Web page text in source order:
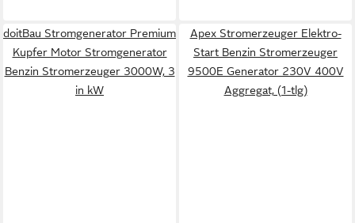
doitBau Stromgenerator Premium
Kupfer Motor Stromgenerator
Benzin Stromerzeuger 3000W, 3
in kW
Apex Stromerzeuger Elektro-
Start Benzin Stromerzeuger
9500E Generator 230V 400V
Aggregat, (1-tlg)